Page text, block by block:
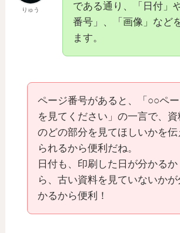
りゅう
である通り、「日付」
番号」、「画像」など
ます。
ページ番号があると、「○○ペ
を見てください」の一言で、資
のどの部分を見てほしいかを伝
られるから便利だね。
日付も、印刷した日が分かるか
ら、古い資料を見ていないかが
かるから便利！